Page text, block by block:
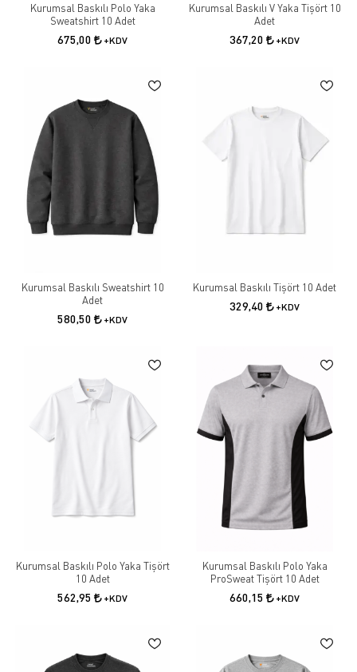
Kurumsal Baskılı Polo Yaka
Sweatshirt 10 Adet
675,00 +KDV
Kurumsal Baskılı V Yaka Tişört 10
Adet
367,20 +KDV
Kurumsal Baskılı Sweatshirt 10
Adet
580,50 +KDV
Kurumsal Baskılı Tişört 10 Adet
329,40 +KDV
Kurumsal Baskılı Polo Yaka Tişört
10 Adet
562,95 +KDV
Kurumsal Baskılı Polo Yaka
ProSweat Tişört 10 Adet
660,15 +KDV